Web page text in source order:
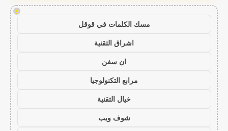
!
مسك الكلمات في قوقل
اشراق التقنية
ان سفن
مرابع التكنولوجيا
خيال التقنية
شوف ويب